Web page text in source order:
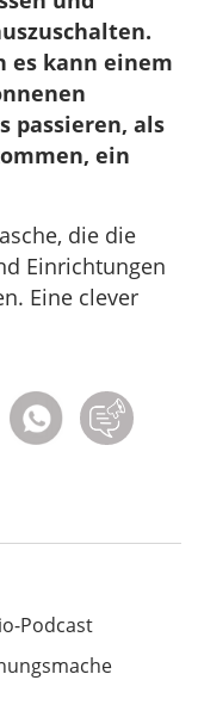
es kann einem
passieren, als
ein
die die
Einrichtungen
Eine clever
Podcast